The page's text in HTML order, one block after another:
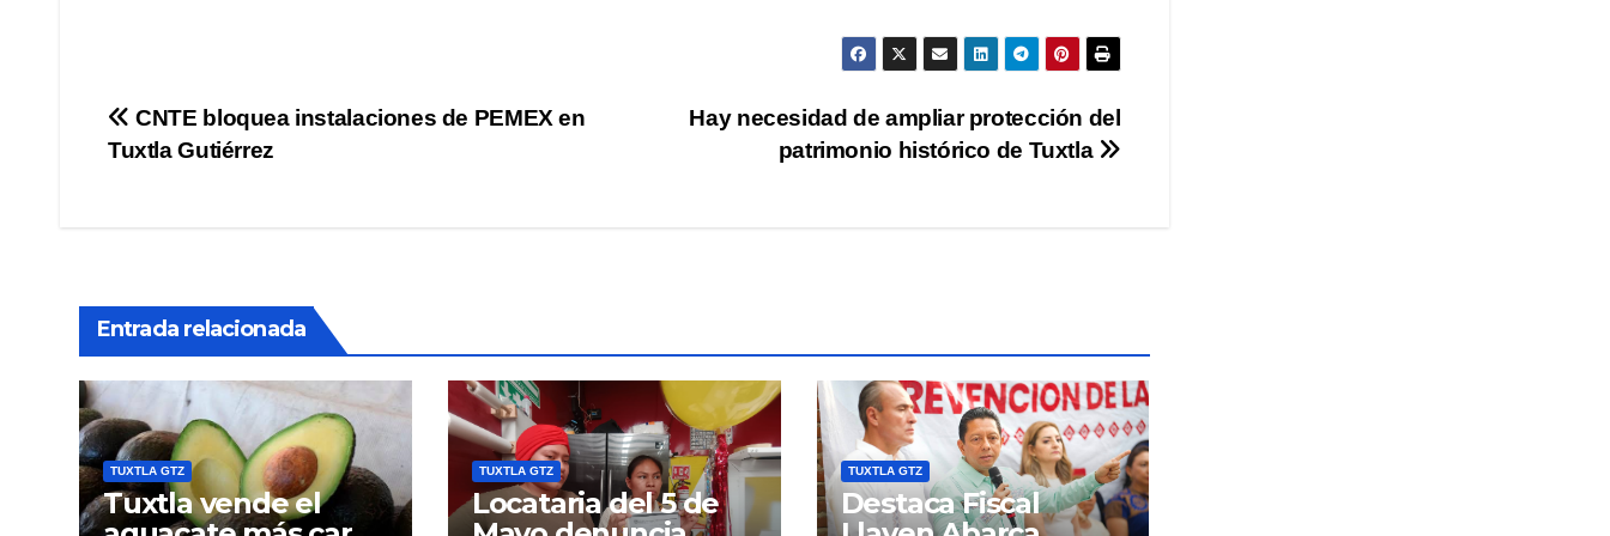
Navegación
Hay necesidad de ampliar protección del
patrimonio histórico de Tuxtla
CNTE bloquea instalaciones de PEMEX en
Tuxtla Gutiérrez
Entrada relacionada
TUXTLA GTZ
Tuxtla vende el
TUXTLA GTZ
Locataria del 5 de
TUXTLA GTZ
Destaca Fiscal